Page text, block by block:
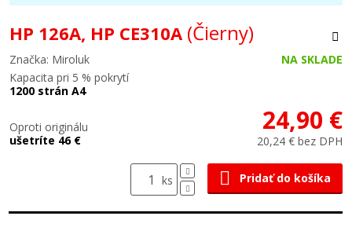
HP 126A, HP CE310A (Čierny)
Značka: Miroluk
NA SKLADE
Kapacita pri 5 % pokrytí
1200 strán A4
Oproti originálu
ušetríte 46 €
24,90 €
20,24 € bez DPH
ks Pridať do košíka